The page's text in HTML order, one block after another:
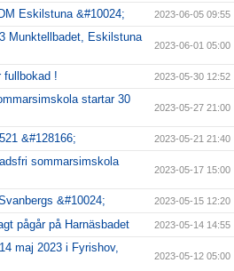
Eskilstuna &#10024; 2023-06-05 09:55
Munktellbadet, Eskilstuna
2023-06-01 05:00
fullbokad ! 2023-05-30 12:52
startar 30
2023-05-27 21:00
&#128166; 2023-05-21 21:40
sommarsimskola
2023-05-17 15:00
&#10024; 2023-05-15 12:20
pågår på Harnäsbadet 2023-05-14 14:55
maj 2023 i Fyrishov,
2023-05-12 05:00